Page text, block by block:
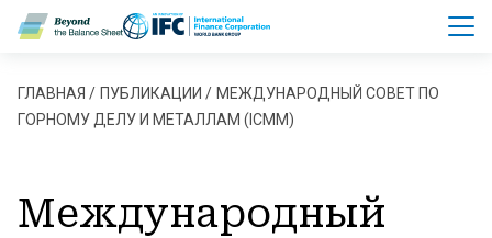
Перейти к основному содержанию
Строка навигации
ГЛАВНАЯ ПУБЛИКАЦИИ
МЕЖДУНАРОДНЫЙ СОВЕТ ПО
ГОРНОМУ ДЕЛУ И МЕТАЛЛАМ (ICMM)
Международный